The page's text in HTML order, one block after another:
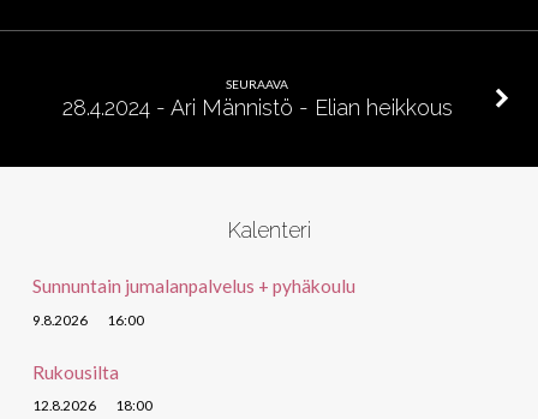
SEURAAVA
28.4.2024 - Ari Männistö - Elian heikkous
Kalenteri
Sunnuntain jumalanpalvelus + pyhäkoulu
9.8.2026 16:00
Rukousilta
12.8.2026 18:00